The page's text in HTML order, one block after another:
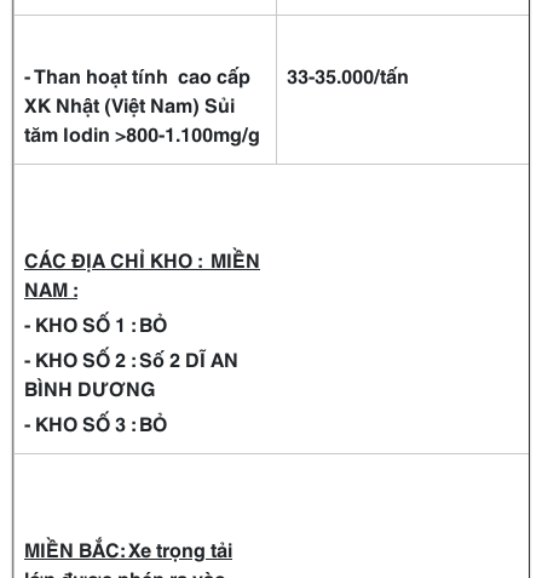
- Than hoạt tính cao cấp
XK Nhật (Việt Nam) Sủi
tăm Iodin >800-1.100mg/g
33-35.000/tấn
CÁC ĐỊA CHỈ KHO : MIỀN
NAM :
- KHO SỐ 1 : BỎ
- KHO SỐ 2 : Số 2 DĨ AN
BÌNH DƯƠNG
- KHO SỐ 3 : BỎ
MIỀN BẮC: Xe trọng tải